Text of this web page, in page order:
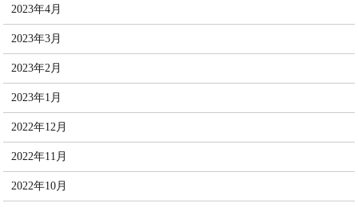
2023年4月
2023年3月
2023年2月
2023年1月
2022年12月
2022年11月
2022年10月